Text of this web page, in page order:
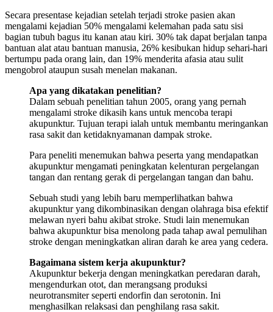
Secara presentase kejadian setelah terjadi stroke pasien akan
mengalami kejadian 50% mengalami kelemahan pada satu sisi
bagian tubuh bagus itu kanan atau kiri. 30% tak dapat berjalan tanpa
bantuan alat atau bantuan manusia, 26% kesibukan hidup sehari-hari
bertumpu pada orang lain, dan 19% menderita afasia atau sulit
mengobrol ataupun susah menelan makanan.
Apa yang dikatakan penelitian?
Dalam sebuah penelitian tahun 2005, orang yang pernah
mengalami stroke dikasih kans untuk mencoba terapi
akupunktur. Tujuan terapi ialah untuk membantu meringankan
rasa sakit dan ketidaknyamanan dampak stroke.
Para peneliti menemukan bahwa peserta yang mendapatkan
akupunktur mengamati peningkatan kelenturan pergelangan
tangan dan rentang gerak di pergelangan tangan dan bahu.
Sebuah studi yang lebih baru memperlihatkan bahwa
akupunktur yang dikombinasikan dengan olahraga bisa efektif
melawan nyeri bahu akibat stroke. Studi lain menemukan
bahwa akupunktur bisa menolong pada tahap awal pemulihan
stroke dengan meningkatkan aliran darah ke area yang cedera.
Bagaimana sistem kerja akupunktur?
Akupunktur bekerja dengan meningkatkan peredaran darah,
mengendurkan otot, dan merangsang produksi
neurotransmiter seperti endorfin dan serotonin. Ini
menghasilkan relaksasi dan penghilang rasa sakit.